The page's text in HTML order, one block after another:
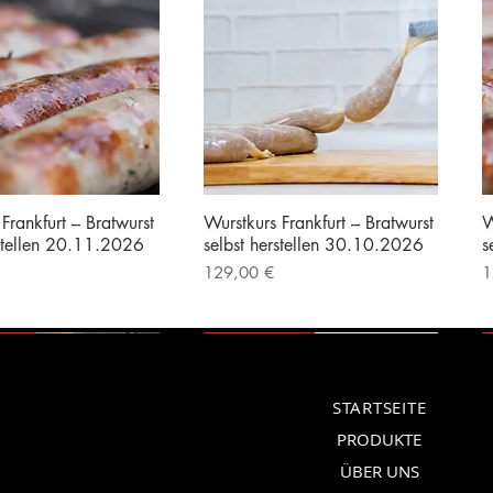
– Bratwurst
20.11.2026
Wurstkurs Frankfurt – Bratwurst
selbst herstellen 30.10.2026
Preis
129,00 €
STARTSEITE
PRODUKTE
ÜBER UNS